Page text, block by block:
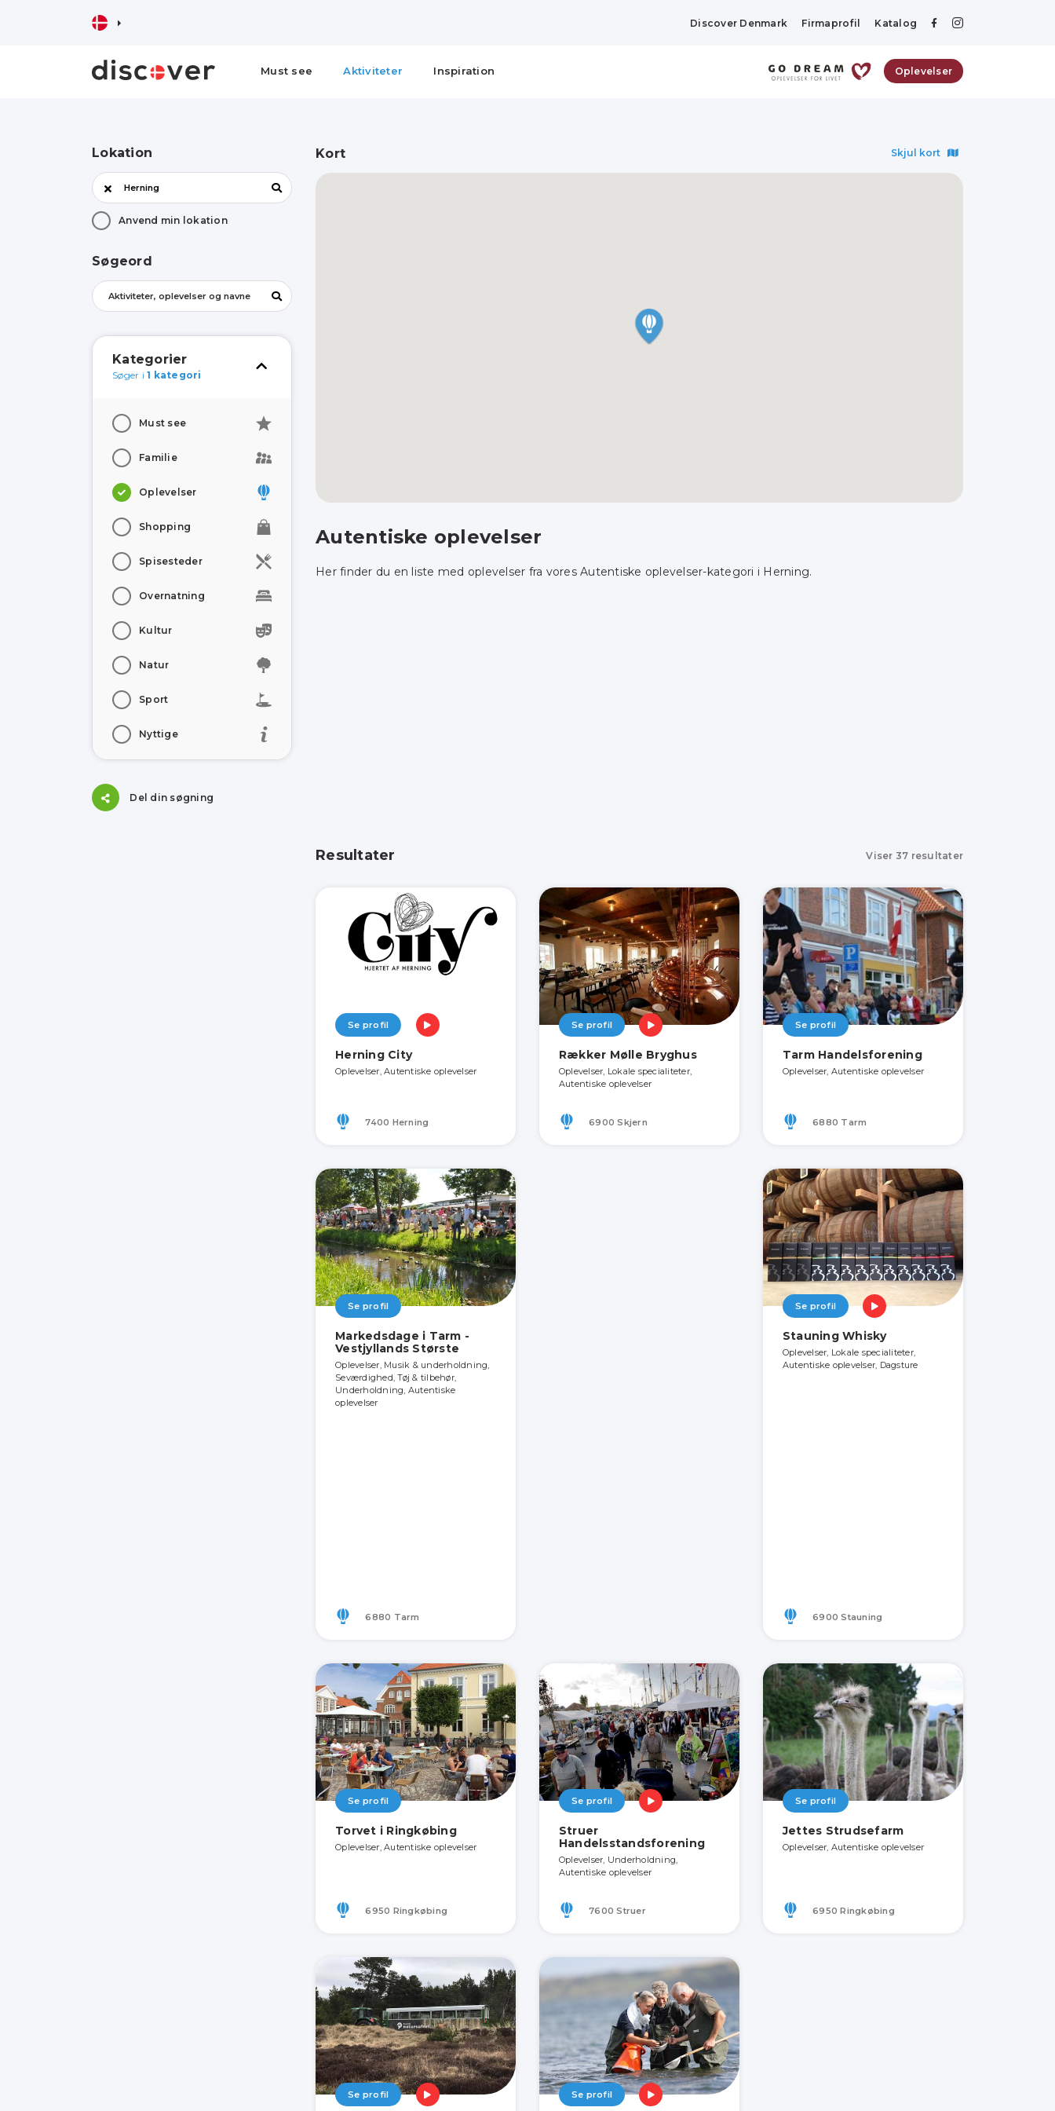
Discover Denmark Firmaprofil Katalog
Must see Aktiviteter Inspiration Oplevelser
Lokation
Anvend min lokation
Søgeord
Kategorier
Søger i 1 kategori
Must see
Familie
Oplevelser
Shopping
Spisesteder
Overnatning
Kultur
Natur
Sport
Nyttige
Del din søgning
Kort Skjul kort
Autentiske oplevelser
Her finder du en liste med oplevelser fra vores Autentiske oplevelser-kategori i Herning.
Resultater Viser 37 resultater
Se profil
Herning City
Oplevelser, Autentiske oplevelser
7400 Herning
Se profil
Rækker Mølle Bryghus
Oplevelser, Lokale specialiteter,
Autentiske oplevelser
6900 Skjern
Se profil
Tarm Handelsforening
Oplevelser, Autentiske oplevelser
6880 Tarm
Se profil
Markedsdage i Tarm -
Vestjyllands Største
Oplevelser, Musik & underholdning,
Seværdighed, Tøj & tilbehør,
Underholdning, Autentiske
oplevelser
6880 Tarm
Se profil
Stauning Whisky
Oplevelser, Lokale specialiteter,
Autentiske oplevelser, Dagsture
6900 Stauning
Se profil
Torvet i Ringkøbing
Oplevelser, Autentiske oplevelser
6950 Ringkøbing
Se profil
Struer
Handelsstandsforening
Oplevelser, Underholdning,
Autentiske oplevelser
7600 Struer
Se profil
Jettes Strudsefarm
Oplevelser, Autentiske oplevelser
6950 Ringkøbing
Se profil Se profil